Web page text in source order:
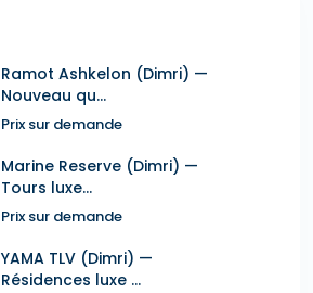
Ramot Ashkelon (Dimri) —
Nouveau qu...
Prix sur demande
Marine Reserve (Dimri) —
Tours luxe...
Prix sur demande
YAMA TLV (Dimri) —
Résidences luxe ...